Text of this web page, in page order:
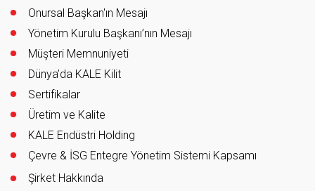
Onursal Başkan'ın Mesajı
Yönetim Kurulu Başkanı’nın Mesajı
Müşteri Memnuniyeti
Dünya’da KALE Kilit
Sertifikalar
Üretim ve Kalite
KALE Endüstri Holding
Çevre & İSG Entegre Yönetim Sistemi Kapsamı
Şirket Hakkında